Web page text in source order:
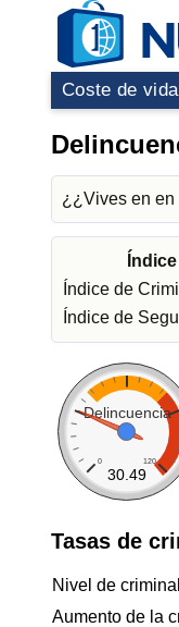
Coste de vida
¿¿Vives en
Índice
Índice de
Índice de
Delincuencia
0 120
30.49
Tasas de
Nivel de
Aumento de la